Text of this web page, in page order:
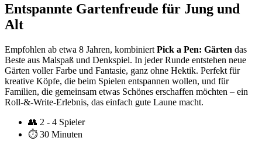
Entspannte Gartenfreude für Jung und
Alt
Empfohlen ab etwa 8 Jahren, kombiniert Pick a Pen: Gärten das
Beste aus Malspaß und Denkspiel. In jeder Runde entstehen neue
Gärten voller Farbe und Fantasie, ganz ohne Hektik. Perfekt für
kreative Köpfe, die beim Spielen entspannen wollen, und für
Familien, die gemeinsam etwas Schönes erschaffen möchten – ein
Roll-&-Write-Erlebnis, das einfach gute Laune macht.
👥 2 - 4 Spieler
⏱️ 30 Minuten